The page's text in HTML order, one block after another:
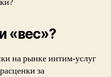
«вес»?
на рынке интим-услуг
за